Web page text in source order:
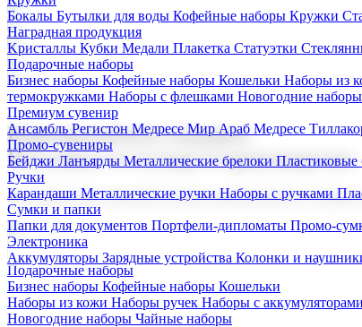
Бокалы Бутылки для воды Кофейные наборы Кружки
Наградная продукция
Kристаллы Кубки Медали Плакетка Статуэтки
Подарочные наборы
Бизнес наборы Кофейные наборы Кошельки Наборы из
термокружками Наборы с флешками Новогодние наборы
Премиум сувенир
Ансамбль Регистон Медресе Мир Араб Медресе
Промо-сувениры
Бейджи Ланъярды Металлические брелоки Пластиковые
Ручки
Карандаши Металлические ручки Наборы с ручками
Сумки и папки
Папки для документов Портфели-дипломаты Промо-
Электроника
Аккумуляторы Зарядные устройства Колонки и
Корпоративные подарки
Поставка со склада и производство
Мы предлагаем широкий выбор корпоративных
Подарочные наборы
Бизнес наборы Кофейные наборы Кошельки
Наборы из кожи Наборы ручек Наборы с аккумуляторами
Новогодние наборы Чайные наборы